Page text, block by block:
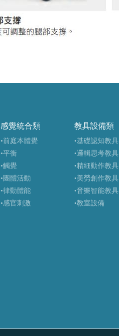
感覺統合類
•前庭本體覺
•平衡
•觸覺
•團體活動
•律動體能
•感官刺激
教具設備類
•基礎認知教具
•邏輯思考教具
•精細動作教具
•美勞創作教具
•音樂智能教具
•教室設備